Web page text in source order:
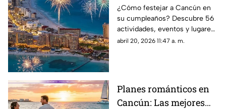
celebrar a Cancún en
su 56 Aniversario
¿Cómo festejar a Cancún en
su cumpleaños? Descubre 56
actividades, eventos y lugares
para celebrar el 56 Aniversario
abril 20, 2026 11:47 a. m.
Planes románticos en
Cancún: Las mejores